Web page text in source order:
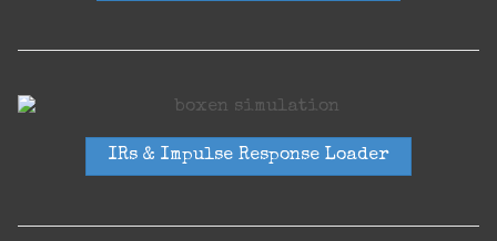
IRs & Impulse Response Loader